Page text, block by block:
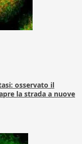
osservato il
la strada a nuove